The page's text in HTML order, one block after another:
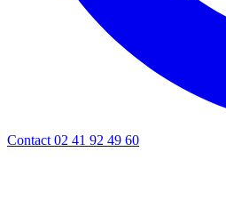
Contact 02 41 92 49 60